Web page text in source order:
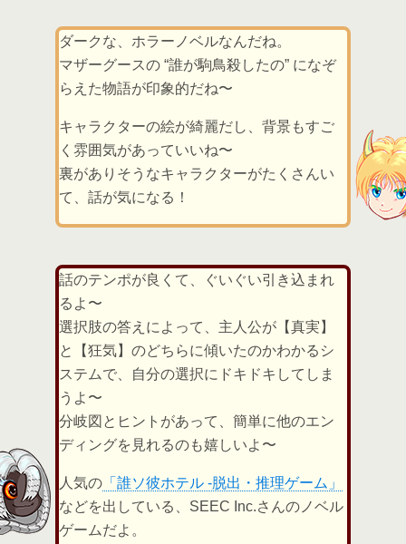
ダークな、ホラーノベルなんだね。
マザーグースの “誰が駒鳥殺したの” になぞ
らえた物語が印象的だね〜
キャラクターの絵が綺麗だし、背景もすご
く雰囲気があっていいね〜
裏がありそうなキャラクターがたくさんい
て、話が気になる！
話のテンポが良くて、ぐいぐい引き込まれ
るよ〜
選択肢の答えによって、主人公が【真実】
と【狂気】のどちらに傾いたのかわかるシ
ステムで、自分の選択にドキドキしてしま
うよ〜
分岐図とヒントがあって、簡単に他のエン
ディングを見れるのも嬉しいよ〜
人気の「誰ソ彼ホテル -脱出・推理ゲーム」
などを出している、SEEC Inc.さんのノベル
ゲームだよ。